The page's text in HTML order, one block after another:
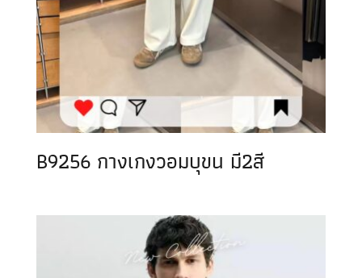
B9256 กางเกงวอมบุขน มี2สี